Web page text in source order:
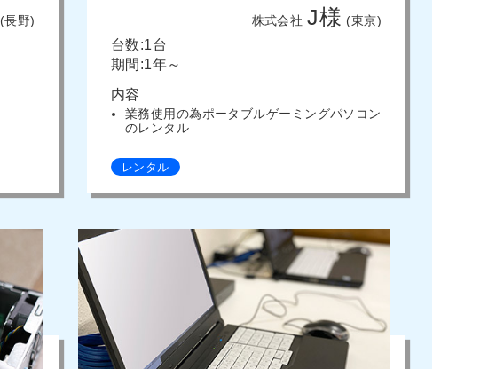
(長野) 株式会社 J様 (東京)
台数:1台
期間:1年～
内容
業務使用の為ポータブルゲーミングパソコン
のレンタル
レンタル